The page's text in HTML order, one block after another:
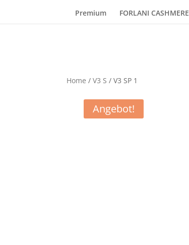
Premium FORLANI CASHMERE
Home / V3 S / V3 SP 1
Angebot!